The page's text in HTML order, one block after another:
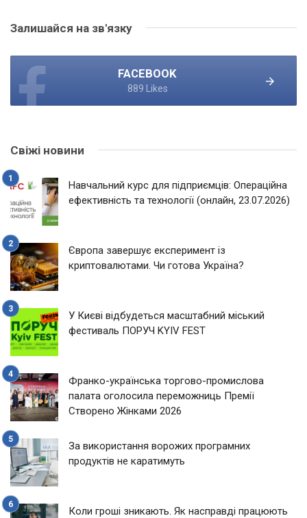
Залишайся на зв'язку
FACEBOOK
889 Likes
Свіжі новини
Навчальний курс для підприємців: Операційна
ефективність та технології (онлайн, 23.07.2026)
Європа завершує експеримент із
криптовалютами. Чи готова Україна?
У Києві відбудеться масштабний міський
фестиваль ПОРУЧ KYIV FEST
Франко-українська торгово-промислова
палата оголосила переможниць Премії
Створено Жінками 2026
За використання ворожих програмних
продуктів не каратимуть
Коли гроші зникають. Як насправді працюють